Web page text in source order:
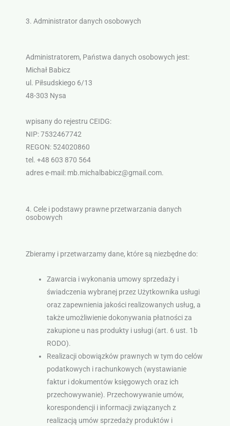
3. Administrator danych osobowych
Administratorem, Państwa danych osobowych jest:
Michał Babicz
ul. Piłsudskiego 6/13
48-303 Nysa
wpisany do rejestru CEIDG:
NIP: 7532467742
REGON: 524020860
tel. +48 603 870 564
adres e-mail: mb.michalbabicz@gmail.com.
4. Cele i podstawy prawne przetwarzania danych
osobowych
Zbieramy i przetwarzamy dane, które są niezbędne do:
Zawarcia i wykonania umowy sprzedaży i
świadczenia wybranej przez Użytkownika usługi
oraz zapewnienia jakości realizowanych usług, a
także umożliwienie dokonywania płatności za
zakupione u nas produkty i usługi (art. 6 ust. 1b
RODO).
Realizacji obowiązków prawnych w tym do celów
podatkowych i rachunkowych (wystawianie
faktur i dokumentów księgowych oraz ich
przechowywanie). Przechowywanie umów,
korespondencji i informacji związanych z
realizacją umów sprzedaży produktów i